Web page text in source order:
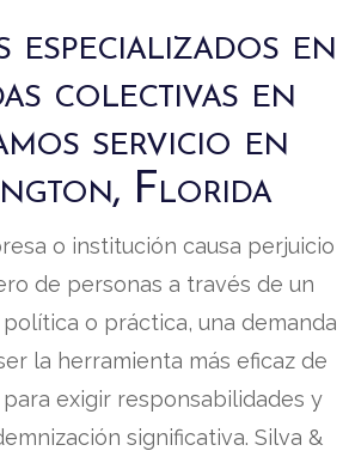
especializados en
colectivas en
servicio en
Florida
o institución causa perjuicio
de personas a través de un
o práctica, una demanda
la herramienta más eficaz de
exigir responsabilidades y
significativa. Silva &